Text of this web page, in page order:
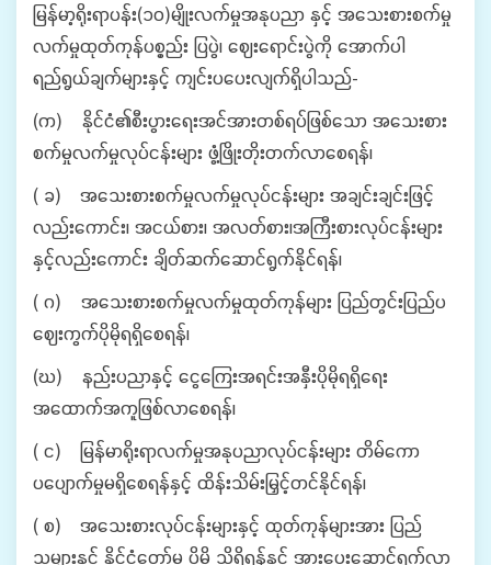
မြန်မာ့ရိုးရာပန်း(၁၀)မျိုးလက်မှုအနုပညာ နှင့် အသေးစားစက်မှု
လက်မှုထုတ်ကုန်ပစ္စည်း ပြပွဲ၊ ဈေးရောင်းပွဲကို အောက်ပါ
ရည်ရွယ်ချက်များနှင့် ကျင်းပပေးလျက်ရှိပါသည်-
(က) နိုင်ငံ၏စီးပွားရေးအင်အားတစ်ရပ်ဖြစ်သော အသေးစား
စက်မှုလက်မှုလုပ်ငန်းများ ဖွံ့ဖြိုးတိုးတက်လာစေရန်၊
( ခ) အသေးစားစက်မှုလက်မှုလုပ်ငန်းများ အချင်းချင်းဖြင့်
လည်းကောင်း၊ အငယ်စား၊ အလတ်စား၊အကြီးစားလုပ်ငန်းများ
နှင့်လည်းကောင်း ချိတ်ဆက်ဆောင်ရွက်နိုင်ရန်၊
( ဂ) အသေးစားစက်မှုလက်မှုထုတ်ကုန်များ ပြည်တွင်းပြည်ပ
ဈေးကွက်ပိုမိုရရှိစေရန်၊
(ဃ) နည်းပညာနှင့် ငွေကြေးအရင်းအနှီးပိုမိုရရှိရေး
အထောက်အကူဖြစ်လာစေရန်၊
( င) မြန်မာရိုးရာလက်မှုအနုပညာလုပ်ငန်းများ တိမ်ကော
ပပျောက်မှုမရှိစေရန်နှင့် ထိန်းသိမ်းမြှင့်တင်နိုင်ရန်၊
( စ) အသေးစားလုပ်ငန်းများနှင့် ထုတ်ကုန်များအား ပြည်
သူများနှင့် နိုင်ငံတော်မှ ပိုမို သိရှိရန်နှင့် အားပေးဆောင်ရွက်လာ